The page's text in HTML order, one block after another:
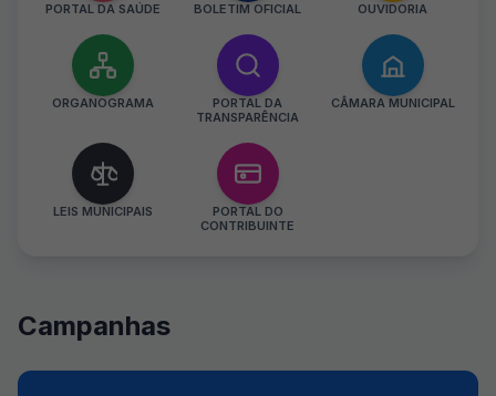
PORTAL DA SAÚDE BOLETIM OFICIAL OUVIDORIA
ORGANOGRAMA
PORTAL DA
TRANSPARÊNCIA
CÂMARA MUNICIPAL
LEIS MUNICIPAIS
PORTAL DO
CONTRIBUINTE
Campanhas